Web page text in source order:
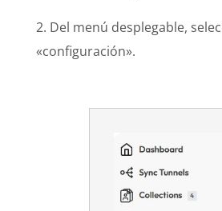
2. Del menú desplegable,
«configuración».